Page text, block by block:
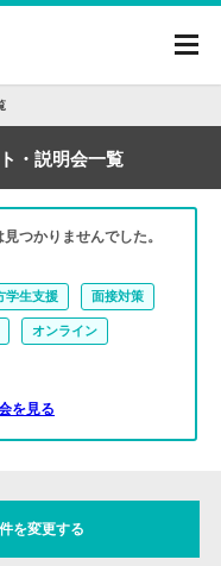
・説明会一覧
つかりませんでした。
学生支援 面接対策
オンライン
を見る
を変更する